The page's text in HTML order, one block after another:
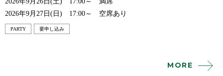
2026年9月27日(日) 17:00～ 空席あり
PARTY 要申し込み
MORE